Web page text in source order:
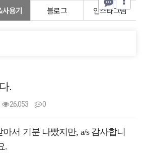
용기 블로그 인스타그램
.
26,053 0
서 기분 나빴지만, a/s 감사합니
.